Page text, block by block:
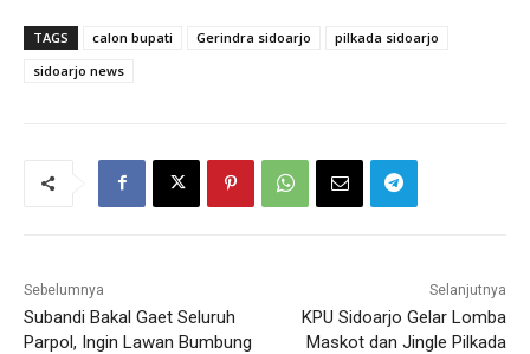
TAGS calon bupati Gerindra sidoarjo
pilkada sidoarjo
sidoarjo news
Sebelumnya
Subandi Bakal Gaet Seluruh
Parpol, Ingin Lawan Bumbung
Selanjutnya
KPU Sidoarjo Gelar Lomba
Maskot dan Jingle Pilkada